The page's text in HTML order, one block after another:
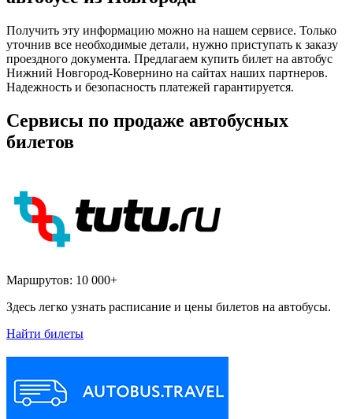
Получить эту информацию можно на нашем сервисе. Только
уточнив все необходимые детали, нужно приступать к заказу
проездного документа. Предлагаем купить билет на автобус
Нижний Новгород-Ковернино на сайтах наших партнеров.
Надежность и безопасность платежей гарантируется.
Сервисы по продаже автобусных
билетов
Маршрутов: 10 000+
Здесь легко узнать расписание и цены билетов на автобусы.
Найти билеты